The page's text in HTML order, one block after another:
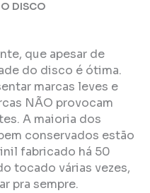
DISCO
que apesar de
do disco é ótima.
marcas leves e
NÃO provocam
A maioria dos
conservados estão
fabricado há 50
tocado várias vezes,
pra sempre.